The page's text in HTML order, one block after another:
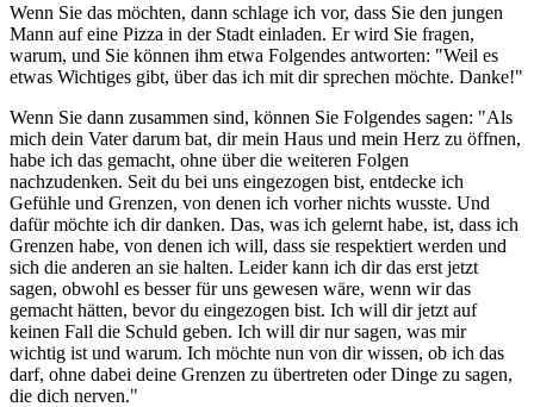
Wenn Sie das möchten, dann schlage ich vor, dass Sie den jungen
Mann auf eine Pizza in der Stadt einladen. Er wird Sie fragen,
warum, und Sie können ihm etwa Folgendes antworten: "Weil es
etwas Wichtiges gibt, über das ich mit dir sprechen möchte. Danke!"
Wenn Sie dann zusammen sind, können Sie Folgendes sagen: "Als
mich dein Vater darum bat, dir mein Haus und mein Herz zu öffnen,
habe ich das gemacht, ohne über die weiteren Folgen
nachzudenken. Seit du bei uns eingezogen bist, entdecke ich
Gefühle und Grenzen, von denen ich vorher nichts wusste. Und
dafür möchte ich dir danken. Das, was ich gelernt habe, ist, dass ich
Grenzen habe, von denen ich will, dass sie respektiert werden und
sich die anderen an sie halten. Leider kann ich dir das erst jetzt
sagen, obwohl es besser für uns gewesen wäre, wenn wir das
gemacht hätten, bevor du eingezogen bist. Ich will dir jetzt auf
keinen Fall die Schuld geben. Ich will dir nur sagen, was mir
wichtig ist und warum. Ich möchte nun von dir wissen, ob ich das
darf, ohne dabei deine Grenzen zu übertreten oder Dinge zu sagen,
die dich nerven."